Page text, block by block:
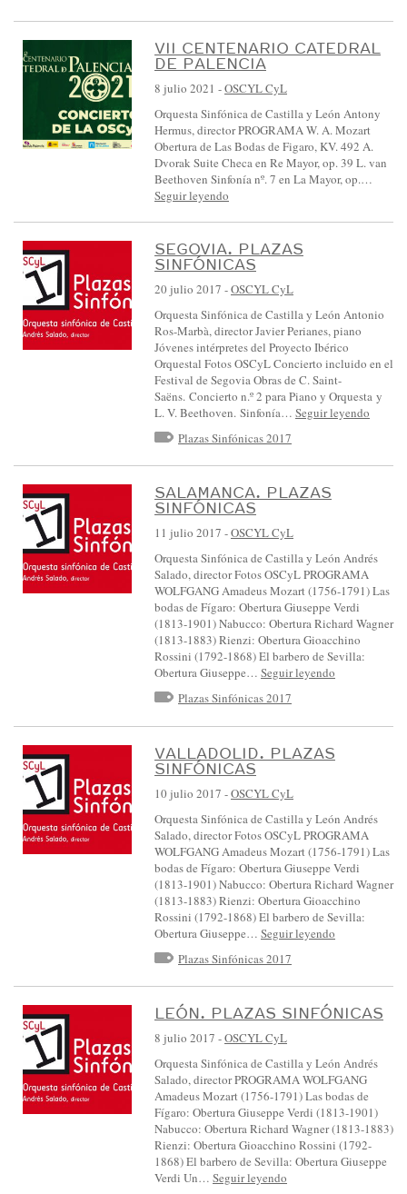
VII CENTENARIO CATEDRAL
DE PALENCIA
8 julio 2021 -OSCYL CyL
Orquesta Sinfónica de Castilla y León Antony
Hermus, director PROGRAMA W. A. Mozart
Obertura de Las Bodas de Figaro, KV. 492 A.
Dvorak Suite Checa en Re Mayor, op. 39 L. van
Beethoven Sinfonía nº. 7 en La Mayor, op.…
Seguir leyendo
SEGOVIA. PLAZAS
SINFÓNICAS
20 julio 2017 -OSCYL CyL
Orquesta Sinfónica de Castilla y León Antonio
Ros-Marbà, director Javier Perianes, piano
Jóvenes intérpretes del Proyecto Ibérico
Orquestal Fotos OSCyL Concierto incluido en el
Festival de Segovia Obras de C. Saint-
Saëns. Concierto n.º 2 para Piano y Orquesta y
L. V. Beethoven. Sinfonía… Seguir leyendo
Plazas Sinfónicas 2017
SALAMANCA. PLAZAS
SINFÓNICAS
11 julio 2017 -OSCYL CyL
Orquesta Sinfónica de Castilla y León Andrés
Salado, director Fotos OSCyL PROGRAMA
WOLFGANG Amadeus Mozart (1756-1791) Las
bodas de Fígaro: Obertura Giuseppe Verdi
(1813-1901) Nabucco: Obertura Richard Wagner
(1813-1883) Rienzi: Obertura Gioacchino
Rossini (1792-1868) El barbero de Sevilla:
Obertura Giuseppe… Seguir leyendo
Plazas Sinfónicas 2017
VALLADOLID. PLAZAS
SINFÓNICAS
10 julio 2017 -OSCYL CyL
Orquesta Sinfónica de Castilla y León Andrés
Salado, director Fotos OSCyL PROGRAMA
WOLFGANG Amadeus Mozart (1756-1791) Las
bodas de Fígaro: Obertura Giuseppe Verdi
(1813-1901) Nabucco: Obertura Richard Wagner
(1813-1883) Rienzi: Obertura Gioacchino
Rossini (1792-1868) El barbero de Sevilla:
Obertura Giuseppe… Seguir leyendo
Plazas Sinfónicas 2017
LEÓN. PLAZAS SINFÓNICAS
8 julio 2017 -OSCYL CyL
Orquesta Sinfónica de Castilla y León Andrés
Salado, director PROGRAMA WOLFGANG
Amadeus Mozart (1756-1791) Las bodas de
Fígaro: Obertura Giuseppe Verdi (1813-1901)
Nabucco: Obertura Richard Wagner (1813-1883)
Rienzi: Obertura Gioacchino Rossini (1792-
1868) El barbero de Sevilla: Obertura Giuseppe
Verdi Un… Seguir leyendo